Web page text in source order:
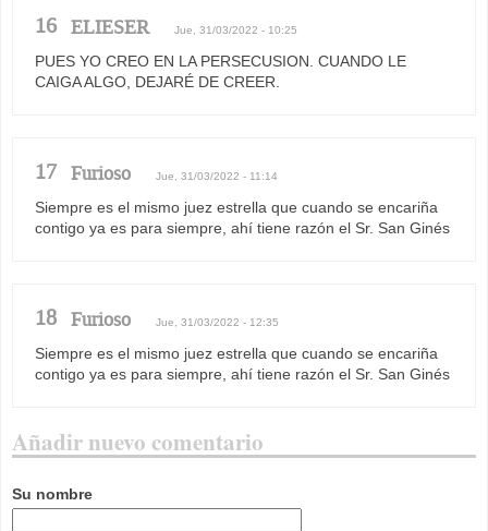
16 ELIESER Jue, 31/03/2022 - 10:25
PUES YO CREO EN LA PERSECUSION. CUANDO LE
CAIGA ALGO, DEJARÉ DE CREER.
17 Furioso Jue, 31/03/2022 - 11:14
Siempre es el mismo juez estrella que cuando se encariña
contigo ya es para siempre, ahí tiene razón el Sr. San Ginés
18 Furioso Jue, 31/03/2022 - 12:35
Siempre es el mismo juez estrella que cuando se encariña
contigo ya es para siempre, ahí tiene razón el Sr. San Ginés
Añadir nuevo comentario
Su nombre